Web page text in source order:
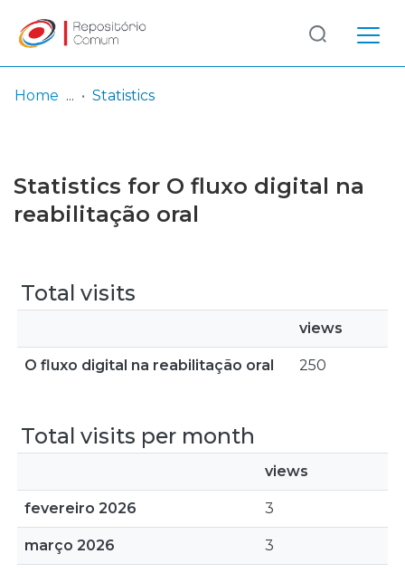
Browse repository
Log
In
(current)
Home Statistics
Statistics for O fluxo digital na
reabilitação oral
Total visits
views
O fluxo digital na reabilitação oral 250
Total visits per month
views
fevereiro 2026 3
março 2026 3